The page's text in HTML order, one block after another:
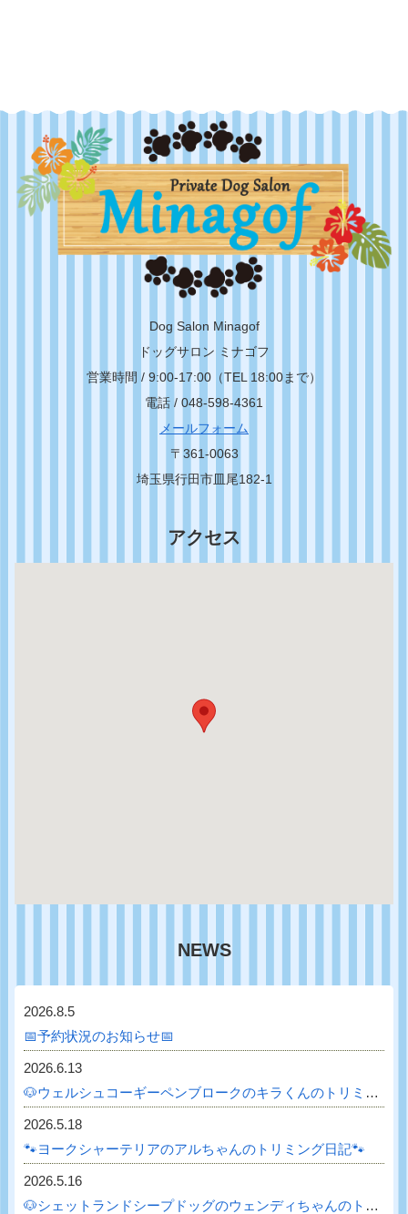
Dog Salon Minagof
ドッグサロン ミナゴフ
営業時間 / 9:00-17:00（TEL 18:00まで）
電話 / 048-598-4361
メールフォーム
〒361-0063
埼玉県行田市皿尾182-1
アクセス
NEWS
2026.8.5
📅予約状況のお知らせ📅
2026.6.13
🐶ウェルシュコーギーペンブロークのキラくんのトリミング日記🐶
2026.5.18
🐾ヨークシャーテリアのアルちゃんのトリミング日記🐾
2026.5.16
🐶シェットランドシープドッグのウェンディちゃんのトリミング日記🐶